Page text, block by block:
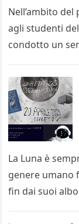
Nell’ambito
agli studenti
condotto un
La Luna è
genere umano
fin dai suoi